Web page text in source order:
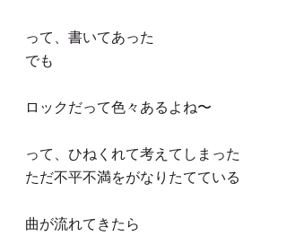
って、書いてあった
でも
ロックだって色々あるよね〜
って、ひねくれて考えてしまった
ただ不平不満をがなりたてている
曲が流れてきたら